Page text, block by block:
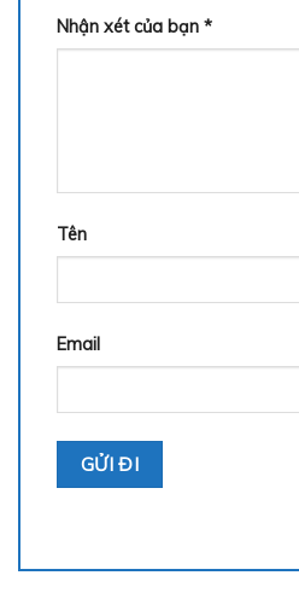
Nhận xét của bạn *
Tên
Email